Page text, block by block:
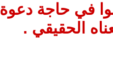
في حاجة دعوة
الحقيقي .